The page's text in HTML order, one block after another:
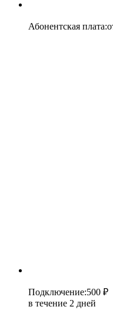
Абонентская плата:
Подключение:500 ₽
в течение 2 дней